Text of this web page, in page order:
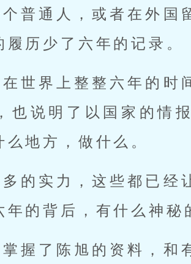
普通人，或者在外国
历少了六年的记录。
世界上整整六年的时
也说明了以国家的情
地方，做什么。
的实力，这些都已经
的背后，有什么神秘
握了陈旭的资料，和